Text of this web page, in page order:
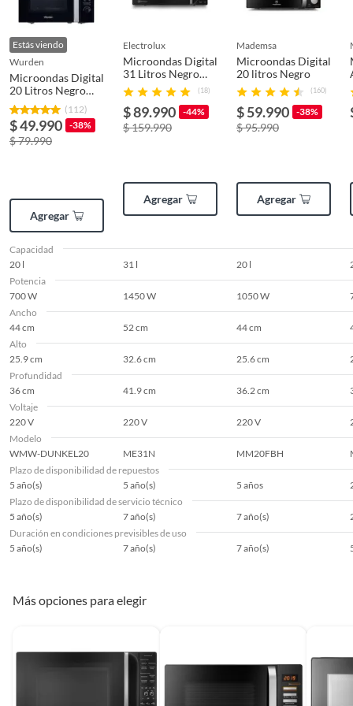
disponibilidad de
repuestos
5 año(s)
Plazo de
disponibilidad de
servicio técnico
5 año(s)
Detalle de la garantía
Estás viendo
wurden
Microondas Digital
20 Litros Negro
WMW-DUNKEL20
(112)
$ 49.990 -38%
$ 79.990
Agregar
electrolux
Microondas Digital
31 Litros Negro
ME31N
(18)
$ 89.990 -44%
$ 159.990
Agregar
mademsa
Microondas Digital
20 litros Negro
(160)
$ 59.990 -38%
$ 95.990
Agregar
Capacidad
20 l
31 l 20 l
Potencia
700 W
1450 W 1050 W
Ancho
44 cm
52 cm 44 cm
Alto
25.9 cm
32.6 cm 25.6 cm
Profundidad
36 cm
41.9 cm 36.2 cm
Voltaje
220 V
220 V 220 V
Modelo
WMW-DUNKEL20
ME31N MM20FBH
Plazo de disponibilidad de repuestos
5 año(s)
5 año(s) 5 años
Plazo de disponibilidad de servicio técnico
5 año(s)
7 año(s) 7 año(s)
Duración en condiciones previsibles de uso
5 año(s)
7 año(s) 7 año(s)
Más opciones para elegir